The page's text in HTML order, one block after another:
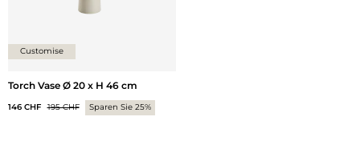
Customise
Torch Vase Ø 20 x H 46 cm
146 CHF 195 CHF Sparen Sie 25%